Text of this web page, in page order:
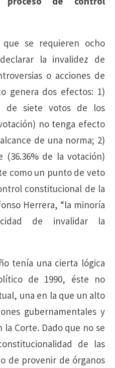
que se requieren ocho
la invalidez de
o acciones de
genera dos efectos: 1)
de siete votos de los
no tenga efecto
de una norma; 2)
de la votación)
como un punto de veto
constitucional de la
Herrera, “la minoría
de invalidar la
tenía una cierta lógica
de 1990, éste no
una en la que un alto
gubernamentales y
Corte. Dado que no se
de las
de provenir de órganos